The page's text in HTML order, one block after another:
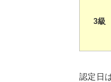
3級
認定日